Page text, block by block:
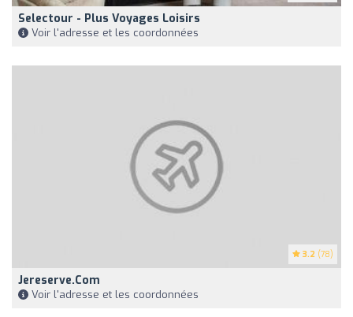
Selectour - Plus Voyages Loisirs
Voir l'adresse et les coordonnées
3.2 (78)
Jereserve.com
Voir l'adresse et les coordonnées